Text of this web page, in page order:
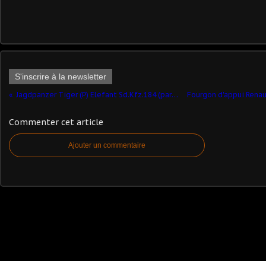
S'inscrire à la newsletter
Jagdpanzer Tiger (P) Elefant Sd.Kfz.184 (par Elodie Saint Lot)
Commenter cet article
Ajouter un commentaire